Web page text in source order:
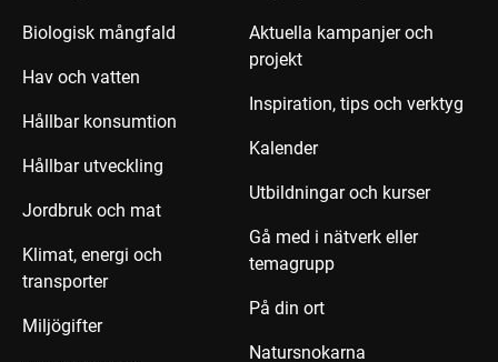
Biologisk mångfald
Hav och vatten
Hållbar konsumtion
Hållbar utveckling
Jordbruk och mat
Klimat, energi och
transporter
Miljögifter
Aktuella kampanjer och
projekt
Inspiration, tips och verktyg
Kalender
Utbildningar och kurser
Gå med i nätverk eller
temagrupp
På din ort
Natursnokarna